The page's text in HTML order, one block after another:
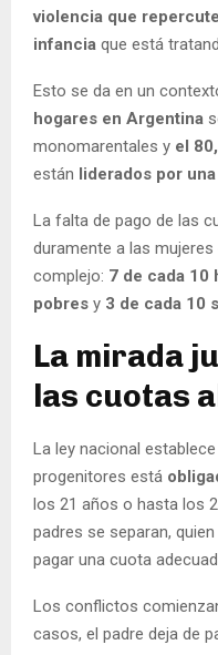
violencia que
infancia que está
Esto se da en un
hogares en Argentina
monomarentales y el
están liderados por
La falta de pago de las
duramente a las
complejo: 7 de cada 10
pobres y 3 de cada 10
La mirada
las cuotas
La ley nacional
progenitores está
los 21 años o hasta los
padres se separan,
pagar una cuota
Los conflictos
casos, el padre deja de